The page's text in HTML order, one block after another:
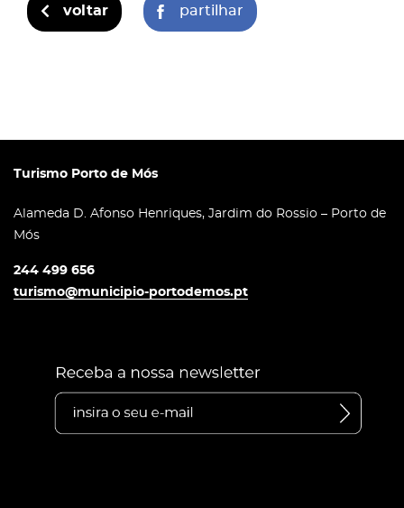
voltar partilhar
Turismo Porto de Mós
Alameda D. Afonso Henriques, Jardim do Rossio – Porto de
Mós
244 499 656
turismo@municipio-portodemos.pt